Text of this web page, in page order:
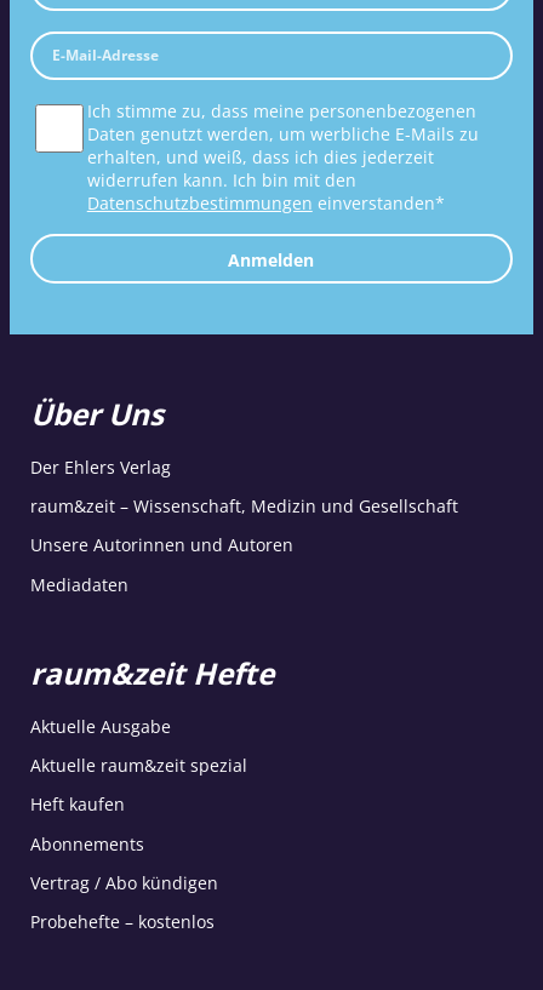
Ich stimme zu, dass meine personenbezogenen
Daten genutzt werden, um werbliche E-Mails zu
erhalten, und weiß, dass ich dies jederzeit
widerrufen kann. Ich bin mit den
Datenschutzbestimmungen einverstanden*
Anmelden
Über Uns
Der Ehlers Verlag
raum&zeit – Wissenschaft, Medizin und Gesellschaft
Unsere Autorinnen und Autoren
Mediadaten
raum&zeit Hefte
Aktuelle Ausgabe
Aktuelle raum&zeit spezial
Heft kaufen
Abonnements
Vertrag / Abo kündigen
Probehefte – kostenlos